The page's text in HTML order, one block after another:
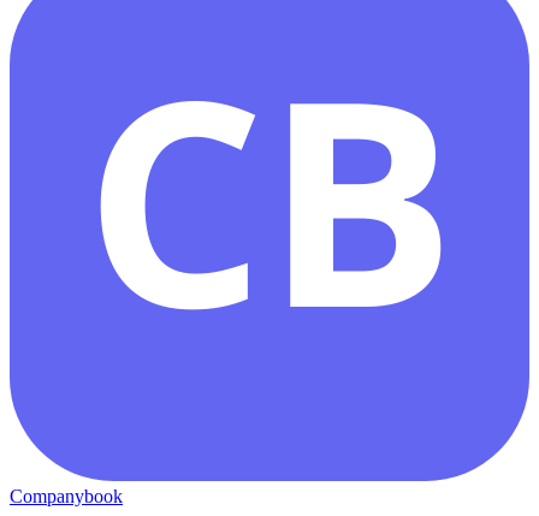
CB
Companybook